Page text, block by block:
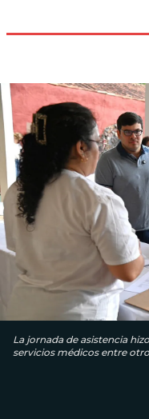
La jornada de asistencia
servicios médicos entre